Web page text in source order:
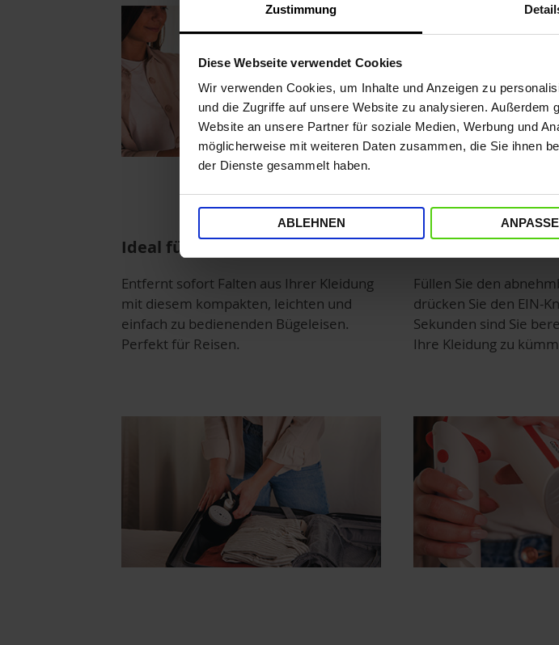
Zustimmung
Diese Webseite verwendet Cookies
Wir verwenden Cookies, um Inhalte und Anzeigen zu
und die Zugriffe auf unsere Website zu analysieren.
Website an unsere Partner für soziale Medien, Werbung und
möglicherweise mit weiteren Daten zusammen, die Sie ihnen
der Dienste gesammelt haben.
ABLEHNEN
Ideal für Jacken und Mäntel
Entfernt sofort Falten aus Ihrer Kleidung
mit diesem kompakten, leichten und
einfach zu bedienenden Bügeleisen.
Perfekt für Reisen.
Dampf sofort
Füllen Sie den
drücken Sie den EIN-
Sekunden sind Sie
Ihre Kleidung zu